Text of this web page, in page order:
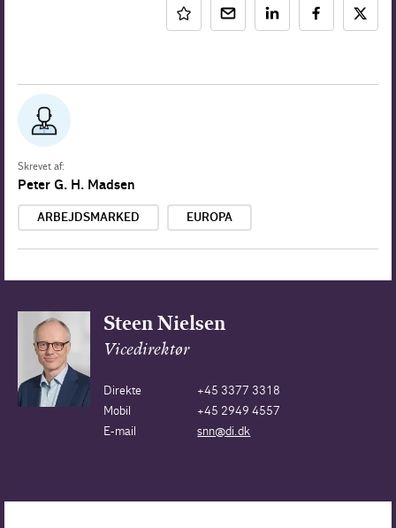
Skrevet af:
Peter G. H. Madsen
ARBEJDSMARKED EUROPA
Steen Nielsen
Vicedirektør
Direkte
+45 3377 3318
Mobil
+45 2949 4557
E-mail
snn@di.dk